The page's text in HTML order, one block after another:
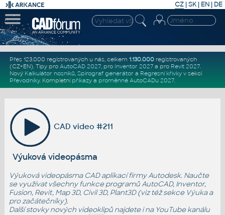
CZ | SK| EN | DE
Přes 123.000 registrovaných u nás, celkem 1.130.000registrovaných
(CZ+EN). Tipy pro AutoCAD 2027, pro Inventor 2027a pro Revit 2027.
Nový Kalkulátor nosníků, Spirograf generátor a Regresní křivkyv sekci
Převodníky. Kompletní příkazya proměnné AutoCADu 2027.
CAD video #211
Výuková videopásma
Výuková videopásma CAD aplikací firmy Autodesk. Naučte
se využívat všechny funkce programů AutoCAD, Inventor,
Fusion, Revit, Map 3D, Civil 3D, Plant3D (viz též sekce Výukaa
pro začátečníky).
Další stovky nových videoklipů najdete i na YouTube kanálu